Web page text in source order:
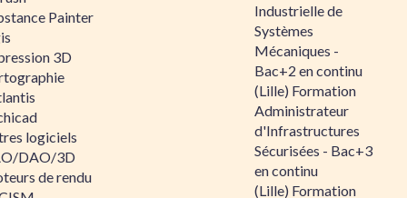
Painter
3D
logiciels
DAO/3D
de rendu
Industrielle de
Systèmes
Mécaniques -
Bac+2 en continu
(Lille) Formation
Administrateur
d'Infrastructures
Sécurisées - Bac+3
en continu
(Lille) Formation